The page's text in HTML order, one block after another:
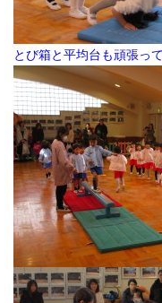
とび箱と平均台も頑張っ